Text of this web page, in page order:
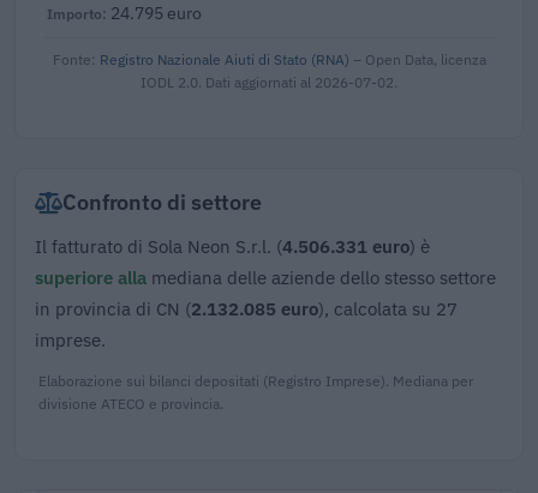
24.795 euro
Fonte: Registro Nazionale Aiuti di Stato (RNA) – Open Data, licenza
IODL 2.0. Dati aggiornati al 2026-07-02.
Confronto di settore
Il fatturato di Sola Neon S.r.l. (4.506.331 euro) è
superiore alla mediana delle aziende dello stesso settore
in provincia di CN (2.132.085 euro), calcolata su 27
imprese.
Elaborazione sui bilanci depositati (Registro Imprese). Mediana per
divisione ATECO e provincia.